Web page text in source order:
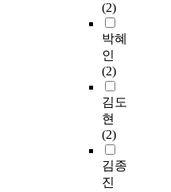
(2)
박혜
인
(2)
김도
현
(2)
김종
진